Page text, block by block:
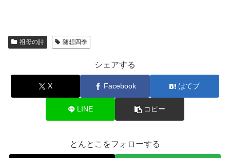
祖母の詩 随想四季
シェアする
X Facebook はてブ
LINE コピー
とんとこをフォローする